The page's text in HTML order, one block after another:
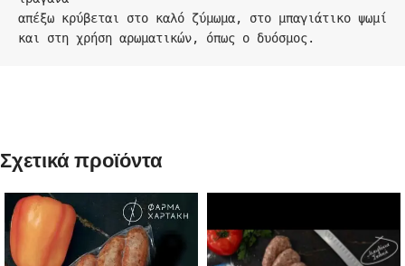
απέξω κρύβεται στο καλό ζύμωμα, στο μπαγιάτικο ψωμί
και στη χρήση αρωματικών, όπως ο δυόσμος.
Σχετικά προϊόντα